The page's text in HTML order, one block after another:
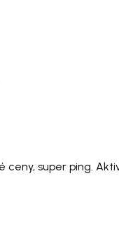
ceny, super ping.